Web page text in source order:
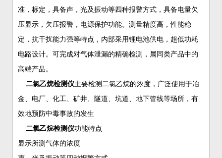
准，标定，具备声，光及振动等四种报警方式，具备电量欠
压显示，欠压报警，电源保护功能。测量精度高，性能稳
定，抗干扰能力强等特点，内部采用锂电池供电，超低功耗
电路设计。可完成对气体泄漏的精确检测，属同类产品中的
高端产品。
二氯乙烷检测仪主要检测二氯乙烷的浓度，广泛使用于冶
金、电厂、化工、矿井、隧道、坑道、地下管线等场所，有
效地预防中毒事故的发生
二氯乙烷检测仪功能特点
显示所测气体的浓度